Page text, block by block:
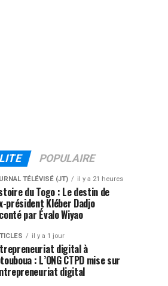
POPULAIRE
TÉLÉVISÉ (JT) il y a 21 heures
du Togo : Le destin de
président Kléber Dadjo
par Évalo Wiyao
il y a 1 jour
digital à
: L’ONG CTPD mise sur
digital